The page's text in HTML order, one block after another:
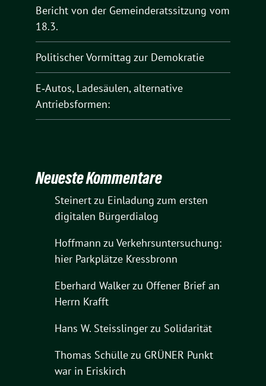
Bericht von der Gemeinderatssitzung vom
18.3.
Politischer Vormittag zur Demokratie
E‑Autos, Ladesäulen, alternative
Antriebsformen:
Neueste Kommentare
Steinertzu Einladung zum ersten
digitalen Bürgerdialog
Hoffmann zu Verkehrsuntersuchung:
hier Parkplätze Kressbronn
Eberhard Walkerzu Offener Brief an
Herrn Krafft
Hans W. Steisslingerzu Solidarität
Thomas Schüllezu GRÜNER Punkt
war in Eriskirch